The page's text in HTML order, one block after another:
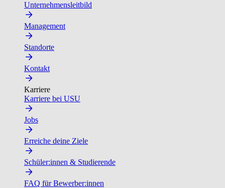
Unternehmensleitbild
Management
Standorte
Kontakt
Karriere
Karriere bei USU
Jobs
Erreiche deine Ziele
Schüler:innen & Studierende
FAQ für Bewerber:innen